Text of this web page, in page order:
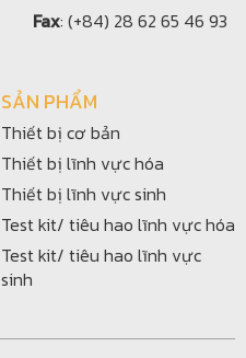
Fax: (+84) 28 62 65 46 93
SẢN PHẨM
Thiết bị cơ bản
Thiết bị lĩnh vực hóa
Thiết bị lĩnh vực sinh
Test kit/ tiêu hao lĩnh vực hóa
Test kit/ tiêu hao lĩnh vực
sinh